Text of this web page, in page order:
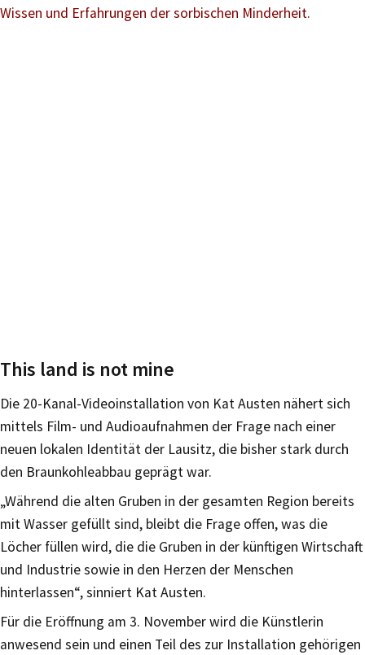
Wissen und Erfahrungen der sorbischen Minderheit.
This land is not mine
Die 20-Kanal-Videoinstallation von Kat Austen nähert sich
mittels Film- und Audioaufnahmen der Frage nach einer
neuen lokalen Identität der Lausitz, die bisher stark durch
den Braunkohleabbau geprägt war.
„Während die alten Gruben in der gesamten Region bereits
mit Wasser gefüllt sind, bleibt die Frage offen, was die
Löcher füllen wird, die die Gruben in der künftigen Wirtschaft
und Industrie sowie in den Herzen der Menschen
hinterlassen“, sinniert Kat Austen.
Für die Eröffnung am 3. November wird die Künstlerin
anwesend sein und einen Teil des zur Installation gehörigen